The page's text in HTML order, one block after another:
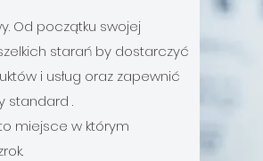
Od początku swojej
starań by dostarczyć
i usług oraz zapewnić
standard .
miejsce w którym